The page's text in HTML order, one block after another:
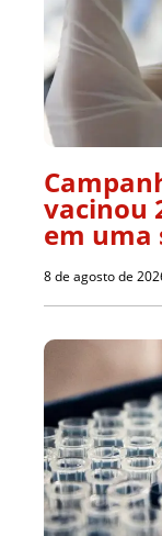
vacinou
em uma
8 de agosto de